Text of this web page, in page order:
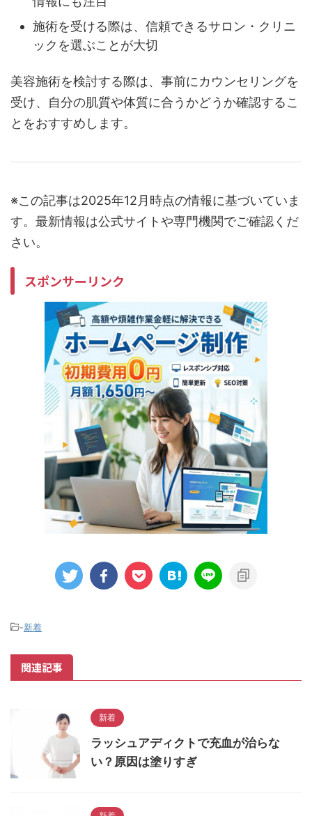
施術を受ける際は、信頼できるサロン・クリニ
ックを選ぶことが大切
美容施術を検討する際は、事前にカウンセリングを
受け、自分の肌質や体質に合うかどうか確認するこ
とをおすすめします。
※この記事は2025年12月時点の情報に基づいていま
す。最新情報は公式サイトや専門機関でご確認くだ
さい。
スポンサーリンク
-新着
関連記事
新着
ラッシュアディクトで充血が治らな
い？原因は塗りすぎ